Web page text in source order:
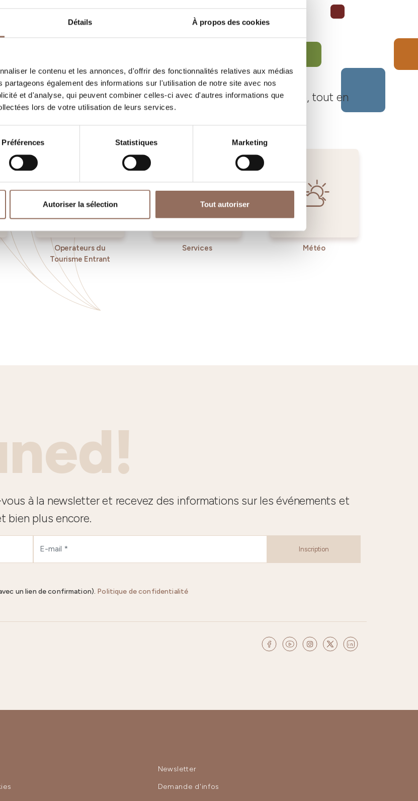
Détails À propos des cookies
le contenu et les annonces, d'offrir des fonctionnalités relatives aux médias
également des informations sur l'utilisation de notre site avec nos
et d'analyse, qui peuvent combiner celles-ci avec d'autres informations que
lors de votre utilisation de leurs services.
Préférences Statistiques Marketing
Autoriser la sélection Tout autoriser
Vos vacances
faire et visiter dans chaque coin de Langhe Monferrato Roero, tout en
Operateurs du
Tourisme Entrant
Services Météo
à la newsletter et recevez des informations sur les événements et
bien plus encore.
Inscription
un lien de confirmation). Politique de confidentialité
Newsletter
Demande d'infos